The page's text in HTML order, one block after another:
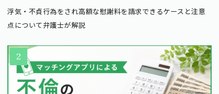
浮気・不貞行為をされ高額な慰謝料を請求できるケースと注意
点について弁護士が解説